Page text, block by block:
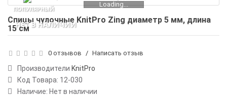
ПОПУЛЯРНЫЙ
НЕТ В НАЛИЧИИ
Loading...
Спицы чулочные KnitPro Zing диаметр 5 мм, длина
15 см
0 отзывов / Написать отзыв
Производители KnitPro
Код Товара: 12-030
Наличие: Нет в наличии